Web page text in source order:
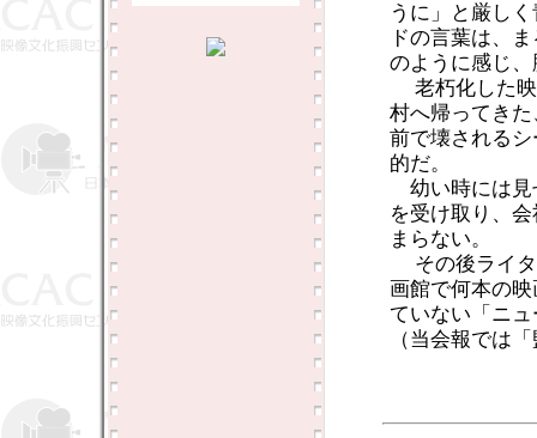
うに」と厳し
ドの言葉は、
のように感じ
老朽化した映
村へ帰ってき
前で壊される
的だ。
幼い時には見
を受け取り、
まらない。
その後ライタ
画館で何本の
ていない「ニ
（当会報では